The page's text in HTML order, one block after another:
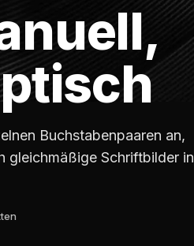
Buchstabenpaaren an,
gleichmäßige Schriftbilder in